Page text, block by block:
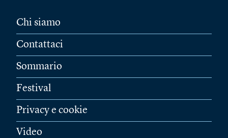
Chi siamo
Contattaci
Sommario
Festival
Privacy e cookie
Video